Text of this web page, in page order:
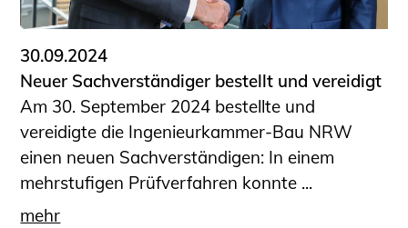
30.09.2024
Neuer Sachverständiger bestellt und vereidigt
Am 30. September 2024 bestellte und
vereidigte die Ingenieurkammer-Bau NRW
einen neuen Sachverständigen: In einem
mehrstufigen Prüfverfahren konnte ...
mehr